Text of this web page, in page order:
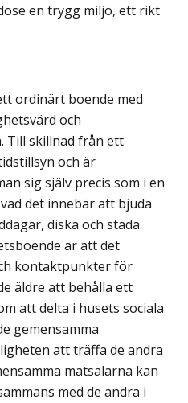
en trygg miljö, ett rikt
ordinärt boende med
och
Till skillnad från ett
och är
sig själv precis som i en
det innebär att bjuda
diska och städa.
är att det
kontaktpunkter för
äldre att behålla ett
att delta i husets sociala
gemensamma
att träffa de andra
matsalarna kan
med de andra i